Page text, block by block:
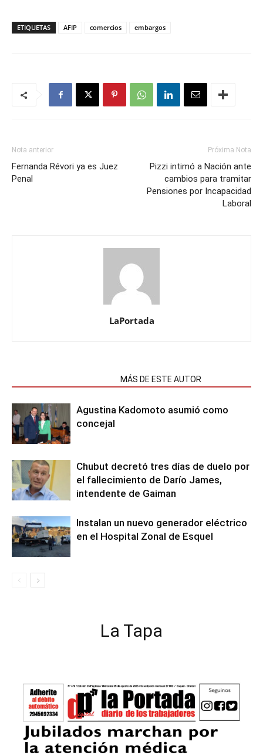
ETIQUETAS AFIP comercios embargos
Nota anterior
Fernanda Révori ya es Juez
Penal
Próxima Nota
Pizzi intimó a Nación ante
cambios para tramitar
Pensiones por Incapacidad
Laboral
LaPortada
MÁS DE ESTE AUTOR
Agustina Kadomoto asumió como
concejal
Chubut decretó tres días de duelo por
el fallecimiento de Darío James,
intendente de Gaiman
Instalan un nuevo generador eléctrico
en el Hospital Zonal de Esquel
La Tapa